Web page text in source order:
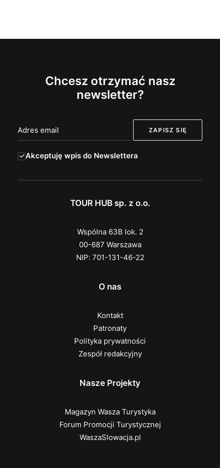
Chcesz otrzymać nasz
newsletter?
Akceptuję wpis do Newslettera
TOUR HUB sp. z o.o.
Wspólna 63B lok. 2
00-687 Warszawa
NIP: 701-131-46-22
O nas
Kontakt
Patronaty
Polityka prywatności
Zespół redakcyjny
Nasze Projekty
Magazyn Wasza Turystyka
Forum Promocji Turystycznej
WaszaSlowacja.pl